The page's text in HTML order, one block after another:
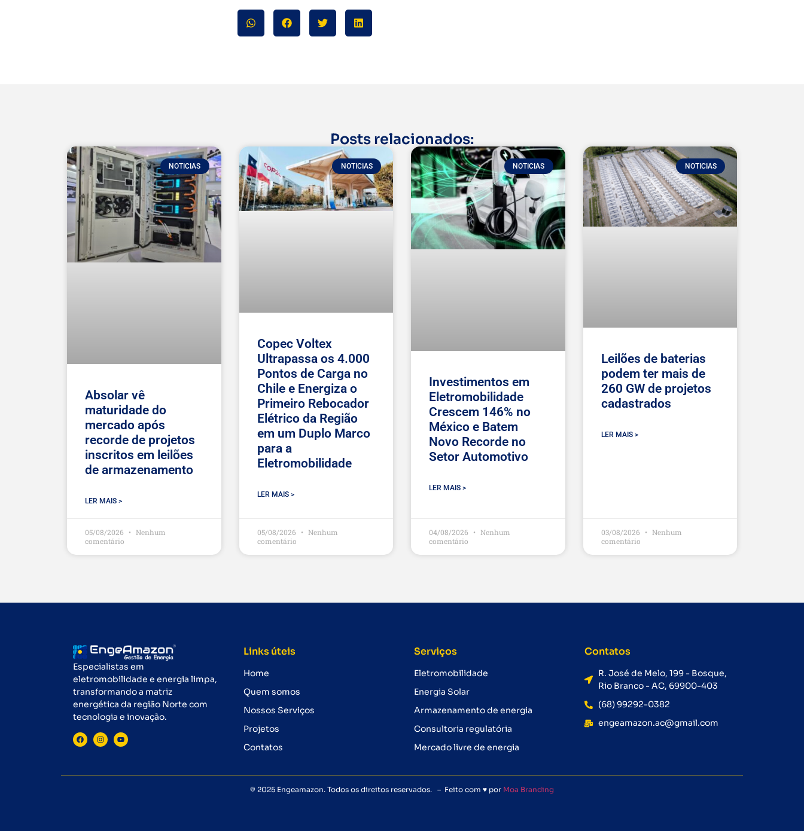
Posts relacionados:
NOTICIAS
Absolar vê
maturidade do
mercado após
recorde de projetos
inscritos em leilões
de armazenamento
LER MAIS >
05/08/2026
Nenhum
comentário
NOTICIAS
Copec Voltex
Ultrapassa os 4.000
Pontos de Carga no
Chile e Energiza o
Primeiro Rebocador
Elétrico da Região
em um Duplo Marco
para a
Eletromobilidade
LER MAIS >
05/08/2026
Nenhum
comentário
NOTICIAS
Investimentos em
Eletromobilidade
Crescem 146% no
México e Batem
Novo Recorde no
Setor Automotivo
LER MAIS >
04/08/2026
Nenhum
comentário
NOTICIAS
Leilões de baterias
podem ter mais de
260 GW de projetos
cadastrados
LER MAIS >
03/08/2026
Nenhum
comentário
Especialistas em
eletromobilidade e energia limpa,
transformando a matriz
energética da região Norte com
tecnologia e inovação.
Links úteis
Home
Quem somos
Nossos Serviços
Projetos
Contatos
Serviços
Eletromobilidade
Energia Solar
Armazenamento de energia
Consultoria regulatória
Mercado livre de energia
Contatos
R. José de Melo, 199 - Bosque,
Rio Branco - AC, 69900-403
(68) 99292-0382
engeamazon.ac@gmail.com
© 2025 Engeamazon. Todos os direitos reservados. – Feito com ♥ por Moa Branding